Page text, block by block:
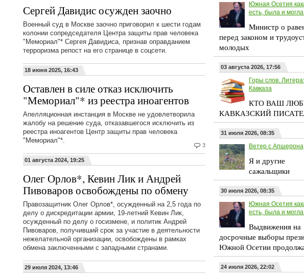
Сергей Давидис осужден заочно
Военный суд в Москве заочно приговорил к шести годам
колонии сопредседателя Центра защиты прав человека
"Мемориал"* Сергея Давидиса, признав оправданием
терроризма репост на его странице в соцсети.
18 июня 2025, 16:43
3
Оставлен в силе отказ исключить
"Мемориал"* из реестра иноагентов
Апелляционная инстанция в Москве не удовлетворила
жалобу на решение суда, отказавшегося исключить из
реестра иноагентов Цeнтр защиты прав человека
"Мeмориал"*.
01 августа 2024, 19:25
Олег Орлов*, Кевин Лик и Андрей
Пивоваров освобождены по обмену
Правозащитник Олег Орлов*, осужденный на 2,5 года по
делу о дискредитации армии, 19-летний Кевин Лик,
осужденный по делу о госизмене, и политик Андрей
Пивоваров, получивший срок за участие в деятельности
нежелательной организации, освобождены в рамках
обмена заключенными с западными странами.
29 июля 2024, 13:46
Южная Осетия
есть, была и
Министр о
перед законом и
молодых
03 августа 2026, 17:56
Горы слов.
Кавказа
КТО ВАШ
КАВКАЗСКИЙ
31 июля 2026, 08:35
Ветер с Апшерона
Я и другие
сажальщики
30 июля 2026, 08:35
Южная Осетия
есть, была и
Выдвижения на
досрочные выборы
Южной Осетии
24 июля 2026, 22:02